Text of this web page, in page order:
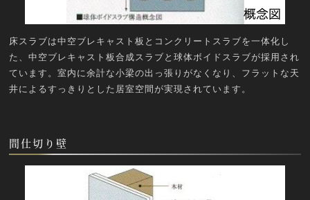
床スラブは中空ブレキャスト板とコンクリートスラブを一体化し
た、中空ブレキャスト板合成スラブと球体ボイドスラブが採用され
ています。室内に余計な小梁の出っ張りがなくなり、フラットな天
井によるすっきりとした居室空間が実現されています。
間仕切り壁